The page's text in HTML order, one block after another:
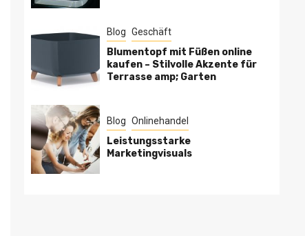
Blog Geschäft
Blumentopf mit Füßen online
kaufen – Stilvolle Akzente für
Terrasse amp; Garten
Blog Onlinehandel
Leistungsstarke
Marketingvisuals